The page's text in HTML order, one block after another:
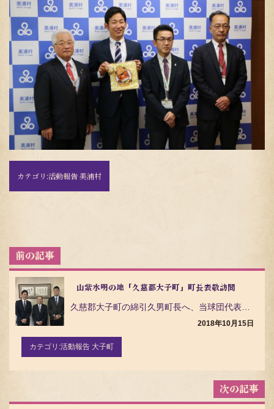
カテゴリ:活動報告 美浦村
投
稿
ナ
ビ
ゲ
シ
山紫水明の地「久慈郡大子町」町長表敬訪問
2018年10月15日
カテゴリ:活動報告 大子町